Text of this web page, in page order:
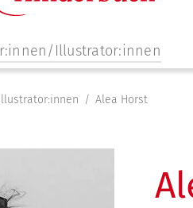
Illustrator:innen
Alea Horst